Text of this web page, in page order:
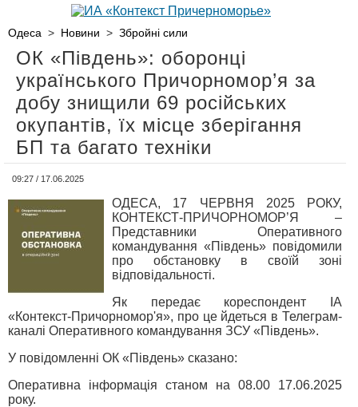
Одеса > Новини > Збройні сили
ОК «Південь»: оборонці
українського Причорномор’я за
добу знищили 69 російських
окупантів, їх місце зберігання
БП та багато техніки
09:27 / 17.06.2025
ОДЕСА, 17 ЧЕРВНЯ 2025 РОКУ,
КОНТЕКСТ-ПРИЧОРНОМОР’Я –
Представники Оперативного
командування «Південь» повідомили
про обстановку в своїй зоні
відповідальності.
Як передає кореспондент ІА
«Контекст-Причорномор'я», про це йдеться в Телеграм-
каналі Оперативного командування ЗСУ «Південь».
У повідомленні ОК «Південь» сказано:
Оперативна інформація станом на 08.00 17.06.2025
року.